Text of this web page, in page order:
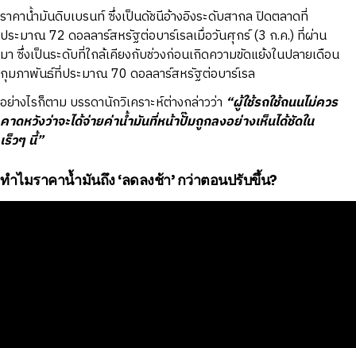
ราคาน้ำมันดิบเบรนท์ ซึ่งเป็นดัชนีอ้างอิงระดับสากล ปิดตลาดที่
ประมาณ 72 ดอลลาร์สหรัฐต่อบาร์เรลเมื่อวันศุกร์ (3 ก.ค.) ที่ผ่าน
มา ซึ่งเป็นระดับที่ใกล้เคียงกับช่วงก่อนเกิดความขัดแย้งในปลายเดือน
กุมภาพันธ์ที่ประมาณ 70 ดอลลาร์สหรัฐต่อบาร์เรล
อย่างไรก็ตาม บรรดานักวิเคราะห์ต่างกล่าวว่า “ผู้ใช้รถใช้ถนนไม่ควร
คาดหวังว่าจะได้จ่ายค่าน้ำมันที่หน้าปั๊มถูกลงอย่างเห็นได้ชัดใน
เร็วๆ นี้”
ทำไมราคาน้ำมันถึง ‘ลดลงช้า’ กว่าตอนปรับขึ้น?